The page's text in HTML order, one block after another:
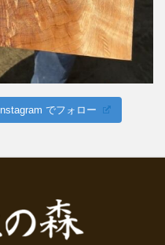
Instagram でフォロー